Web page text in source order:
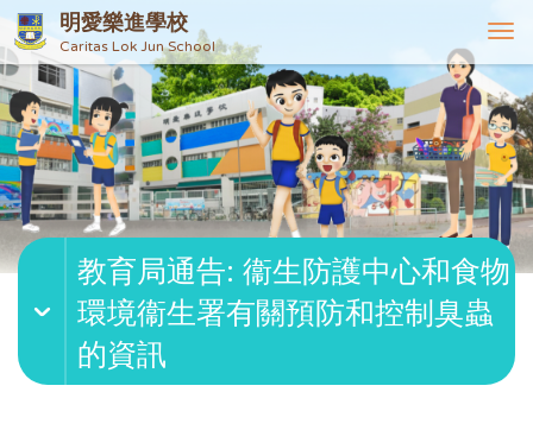
明愛樂進學校
Caritas Lok Jun School
T
o
g
g
l
e
n
v
i
i
教育局通告: 衞生防護中心和食物
環境衞生署有關預防和控制臭蟲
的資訊